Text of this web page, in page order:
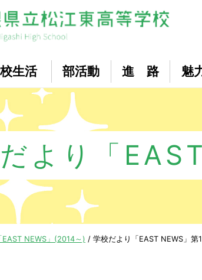
生活 部活動 進 路 魅
より「
EAST NEWS」(2014～) / 学校だより「EAST NEWS」第